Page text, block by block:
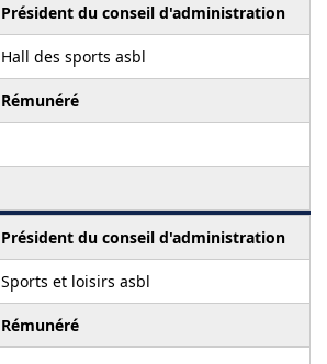
Président du conseil d'administration
Hall des sports asbl
Rémunéré
Président du conseil d'administration
Sports et loisirs asbl
Rémunéré